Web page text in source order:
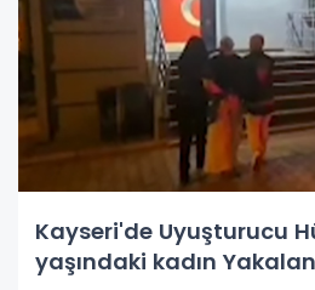
Kayseri'de Uyuşturucu
yaşındaki kadın